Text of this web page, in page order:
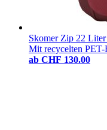
Skomer Zip 22
Mit recycelten PET-
ab CHF 130.00